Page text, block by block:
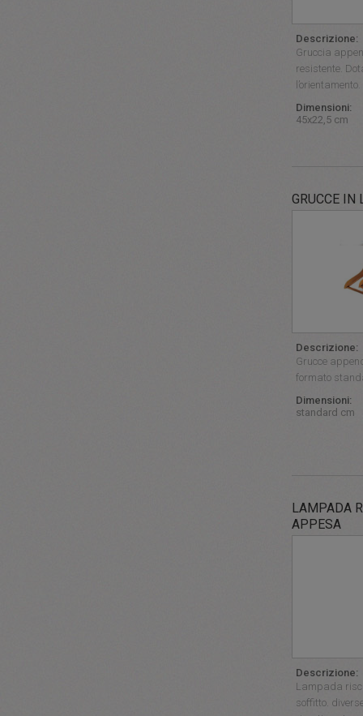
Descrizione:
Gruccia
resistente.
Dimensioni:
45x22,5 cm
GRUCCE IN
Descrizione:
Grucce
formato
Dimensioni:
standard cm
LAMPADA
APPESA
Descrizione:
Lampada
soffitto.